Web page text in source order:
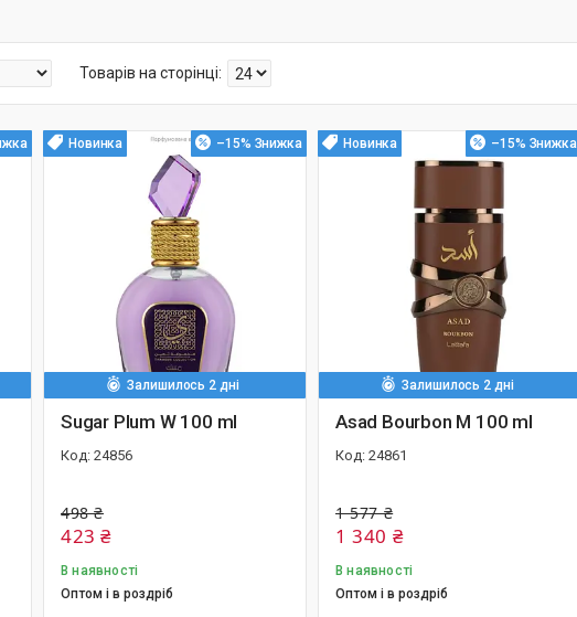
Новинка –15%
Залишилось 2 дні
Sugar Plum W 100 ml
24856
498 ₴
423 ₴
В наявності
Оптом і в роздріб
Новинка –15%
Залишилось 2 дні
Asad Bourbon M 100 ml
24861
1 577 ₴
1 340 ₴
В наявності
Оптом і в роздріб